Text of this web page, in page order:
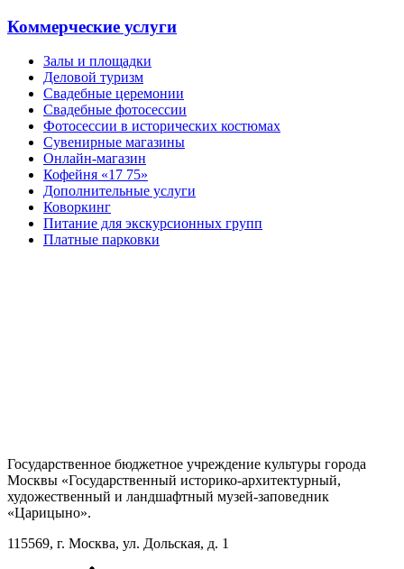
Коммерческие услуги
Залы и площадки
Деловой туризм
Свадебные церемонии
Свадебные фотосессии
Фотосессии в исторических костюмах
Сувенирные магазины
Онлайн-магазин
Кофейня «17 75»
Дополнительные услуги
Коворкинг
Питание для экскурсионных групп
Платные парковки
Государственное бюджетное учреждение культуры города
Москвы «Государственный историко-архитектурный,
художественный и ландшафтный музей-заповедник
«Царицыно».
115569, г. Москва, ул. Дольская, д. 1